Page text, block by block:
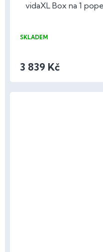
vidaXL Box na 1
SKLADEM
3 839 Kč